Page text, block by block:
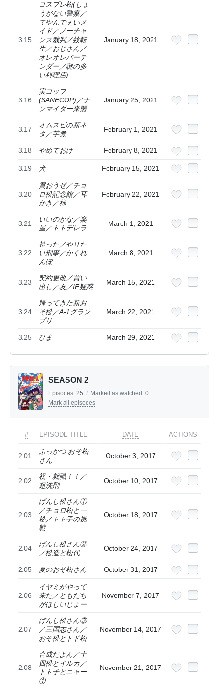
3.15
コスプレ松(しょ
うがない警察／
てやんでぇいメ
イド／ノーチャ
ンス裁判／蚊転
生／おじさん／
オレオレバーテ
ンダー／謎の多
い料理店)
January 18, 2021
3.16
実コップ
(SANECOP)／ナ
ンマイダー来襲
January 25, 2021
3.17
オムスビの新ネ
タ／芋煮
February 1, 2021
3.18 やめておけ February 8, 2021
3.19 犬 February 15, 2021
3.20
買おうぜ／チョ
ロ松記念館／耳
かき／柿
February 22, 2021
3.21
いいのかな／楽
屋／トトデレラ
March 1, 2021
3.22
拾った／やりた
い刑事／かくれ
んぼ
March 8, 2021
3.23
契約更改／買い
出し／友／IF疑惑
March 15, 2021
3.24
帰ってきた新お
そ松／A-1グラン
プリ
March 22, 2021
3.25 ひま March 29, 2021
SEASON 2
Episodes: 25 / Marked as watched: 0
Mark all episodes
# EPISODE TITLE DATE ACTIONS
2.01
ふっかつ おそ松
さん
October 3, 2017
2.02
祝・就職！！／
超洗剤
October 10, 2017
2.03
げんし松さん①
／チョロ松と一
松／トト子の挑
戦
October 18, 2017
2.04
げんし松さん②
／松造と松代
October 24, 2017
2.05 夏のおそ松さん October 31, 2017
2.06
イヤミがやって
来た／ともだち
がほしいじょー
November 7, 2017
2.07
げんし松さん③
／三国志さん／
おそ松とトド松
November 14, 2017
2.08
合成だよん／十
四松とイルカ／
トト子とニャー
①
November 21, 2017